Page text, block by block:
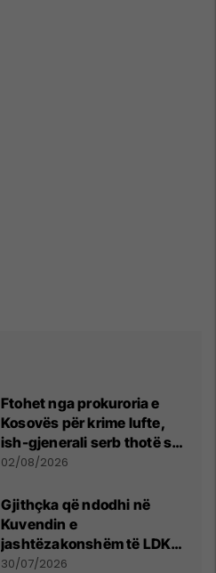
Ftohet nga prokuroria e
Kosovës për krime lufte,
ish-gjenerali serb thotë se
dikush e tradhtoi në
02/08/2026
Gjithçka që ndodhi në
Kuvendin e
jashtëzakonshëm të LDK-
së
30/07/2026